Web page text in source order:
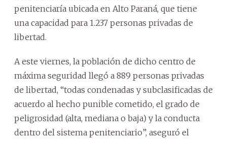
penitenciaría ubicada en Alto Paraná, que tiene
una capacidad para 1.237 personas privadas de
libertad.
A este viernes, la población de dicho centro de
máxima seguridad llegó a 889 personas privadas
de libertad, “todas condenadas y subclasificadas de
acuerdo al hecho punible cometido, el grado de
peligrosidad (alta, mediana o baja) y la conducta
dentro del sistema penitenciario”, aseguró el